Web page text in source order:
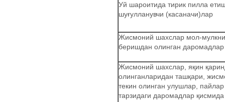
Уй шароитида тирик пилла
шуғулланувчи (касаначи)лар
Жисмоний шахслар мол-
беришдан олинган
Жисмоний шахслар, яқин
олинганларидан ташқари,
текин олинган улушлар,
тарзидаги даромадлар қисмида